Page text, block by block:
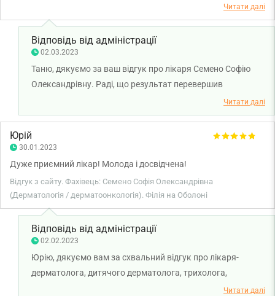
Читати далі
Відповідь від адміністрації
02.03.2023
Таню, дякуємо за ваш відгук про лікаря Семено Софію
Олександрівну. Раді, що результат перевершив
Читати далі
Юрій
30.01.2023
Дуже приємний лікар! Молода і досвідчена!
Відгук з сайту. Фахівець: Семено Софія Олександрівна
(Дерматологія / дерматоонкологія). Філія на Оболоні
Відповідь від адміністрації
02.02.2023
Юрію, дякуємо вам за схвальний відгук про лікаря-
дерматолога, дитячого дерматолога, трихолога,
косметолога Семено Софію Олександрівну. Бажаємо вам
Читати далі